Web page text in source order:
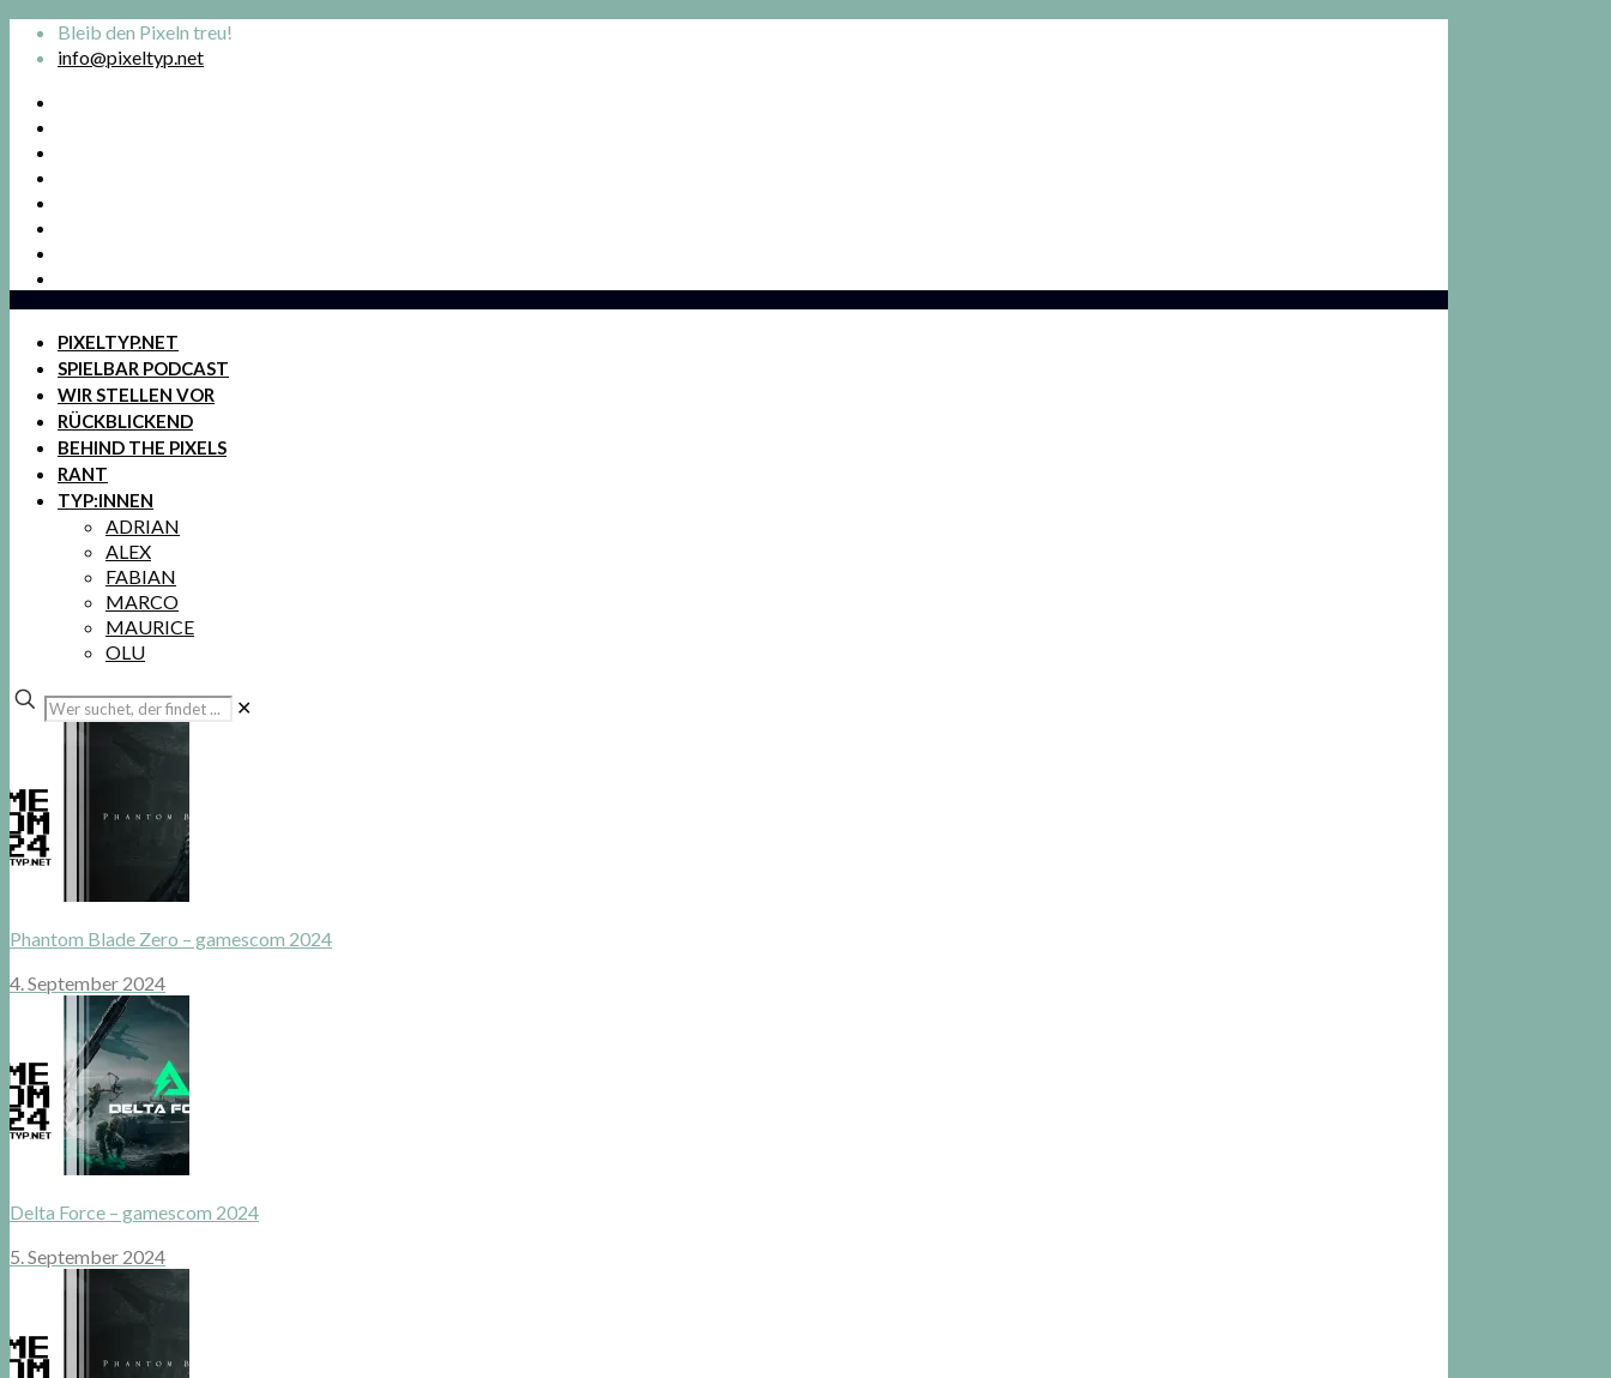
Bleib den Pixeln treu!
info@pixeltyp.net
PIXELTYP.NET
SPIELBAR PODCAST
WIR STELLEN VOR
RÜCKBLICKEND
BEHIND THE PIXELS
RANT
TYP:INNEN
ADRIAN
ALEX
FABIAN
MARCO
MAURICE
OLU
Wer
suchet,
...
✕
Phantom Blade Zero – gamescom 2024
4. September 2024
Delta Force – gamescom 2024
5. September 2024